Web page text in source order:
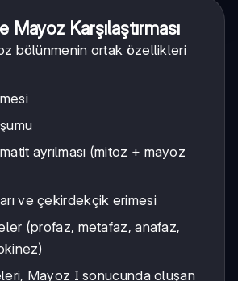
Mayoz Karşılaştırması
bölünmenin ortak özellikleri
ayrılması (mitoz + mayoz
ve çekirdekçik erimesi
(profaz, metafaz, anafaz,
Mayoz I sonucunda oluşan